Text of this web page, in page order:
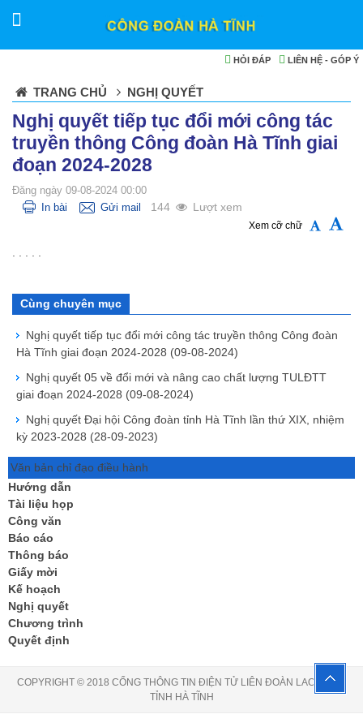
LIÊN HỆ - GÓP Ý
HỎI ĐÁP
TRANG CHỦ NGHỊ QUYẾT
Nghị quyết tiếp tục đổi mới công tác
truyền thông Công đoàn Hà Tĩnh giai
đoạn 2024-2028
Đăng ngày 09-08-2024 00:00
In bài
Gửi mail 144 Lượt xem
Xem cỡ chữ
Cùng chuyên mục
Nghị quyết tiếp tục đổi mới công tác truyền thông Công đoàn
Hà Tĩnh giai đoạn 2024-2028 (09-08-2024)
Nghị quyết 05 về đổi mới và nâng cao chất lượng TULĐTT
giai đoạn 2024-2028 (09-08-2024)
Nghị quyết Đại hội Công đoàn tỉnh Hà Tĩnh lần thứ XIX, nhiệm
kỳ 2023-2028 (28-09-2023)
Văn bản chỉ đạo điều hành
Hướng dẫn
Tài liệu họp
Công văn
Báo cáo
Thông báo
Giấy mời
Kế hoạch
Nghị quyết
Chương trình
Quyết định
COPYRIGHT © 2018 CỔNG THÔNG TIN ĐIỆN TỬ LIÊN ĐOÀN LAO ĐỘNG
TỈNH HÀ TĨNH